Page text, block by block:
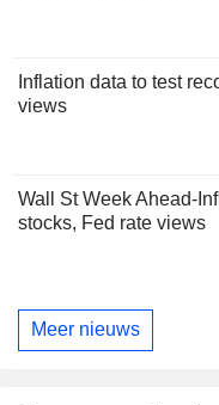
Inflation data to test
views
Wall St Week Ahead-
stocks, Fed rate views
Meer nieuws